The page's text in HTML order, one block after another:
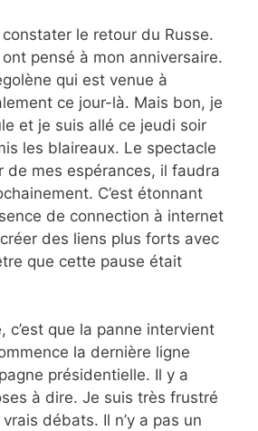
le retour du Russe.
pensé à mon anniversaire.
qui est venue à
ce jour-là. Mais bon, je
et je suis allé ce jeudi soir
les blaireaux. Le spectacle
de mes espérances, il faudra
C’est étonnant
de connection à internet
des liens plus forts avec
que cette pause était
c’est que la panne intervient
la dernière ligne
présidentielle. Il y a
à dire. Je suis très frustré
débats. Il n’y a pas un